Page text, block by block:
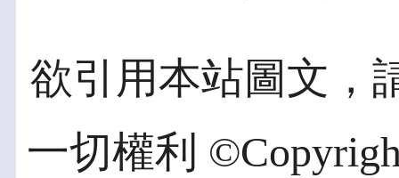
欲引用本站圖文，
一切權利